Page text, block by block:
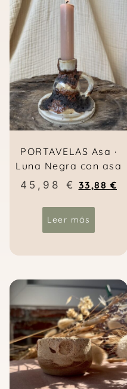
PORTAVELAS Asa ·
Luna Negra con asa
45,98 € 33,88 €
Leer más